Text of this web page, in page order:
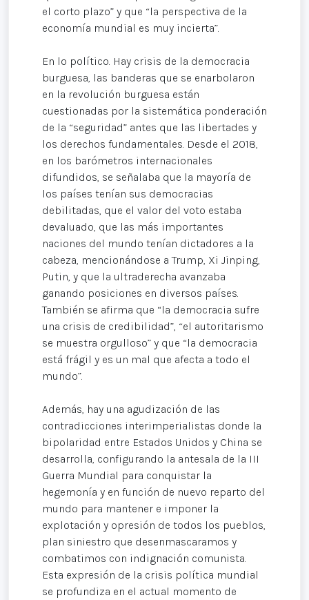
el corto plazo” y que “la perspectiva de la
economía mundial es muy incierta”.
En lo político. Hay crisis de la democracia
burguesa, las banderas que se enarbolaron
en la revolución burguesa están
cuestionadas por la sistemática ponderación
de la “seguridad” antes que las libertades y
los derechos fundamentales. Desde el 2018,
en los barómetros internacionales
difundidos, se señalaba que la mayoría de
los países tenían sus democracias
debilitadas, que el valor del voto estaba
devaluado, que las más importantes
naciones del mundo tenían dictadores a la
cabeza, mencionándose a Trump, Xi Jinping,
Putin, y que la ultraderecha avanzaba
ganando posiciones en diversos países.
También se afirma que “la democracia sufre
una crisis de credibilidad”, “el autoritarismo
se muestra orgulloso” y que “la democracia
está frágil y es un mal que afecta a todo el
mundo”.
Además, hay una agudización de las
contradicciones interimperialistas donde la
bipolaridad entre Estados Unidos y China se
desarrolla, configurando la antesala de la III
Guerra Mundial para conquistar la
hegemonía y en función de nuevo reparto del
mundo para mantener e imponer la
explotación y opresión de todos los pueblos,
plan siniestro que desenmascaramos y
combatimos con indignación comunista.
Esta expresión de la crisis política mundial
se profundiza en el actual momento de